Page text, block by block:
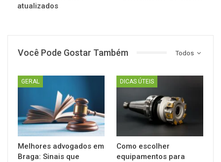
atualizados
Todos
Você Pode Gostar Também
GERAL
Melhores advogados em
Braga: Sinais que
DICAS ÚTEIS
Como escolher
equipamentos para